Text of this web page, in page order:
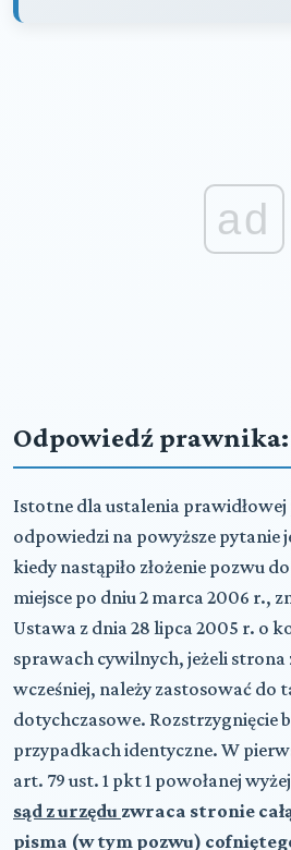
ad
Odpowiedź prawnika:
Istotne dla ustalenia
odpowiedzi na powyższe pytanie
kiedy nastąpiło złożenie pozwu
miejsce po dniu 2 marca 2006 r.,
Ustawa z dnia 28 lipca 2005 r. o
sprawach cywilnych, jeżeli strona
wcześniej, należy zastosować do
dotychczasowe. Rozstrzygnięcie
przypadkach identyczne. W
art. 79 ust. 1 pkt 1 powołanej
sąd z urzędu zwraca stronie
pisma (w tym pozwu)